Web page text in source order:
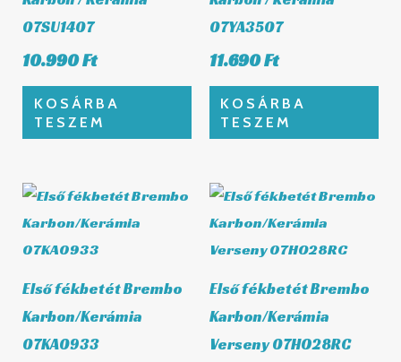
07SU1407
10.990Ft
KOSÁRBA
TESZEM
07YA3507
11.690Ft
KOSÁRBA
TESZEM
Első fékbetét Brembo
Karbon/Kerámia
07KA0933
Első fékbetét Brembo
Karbon/Kerámia
Verseny 07HO28RC